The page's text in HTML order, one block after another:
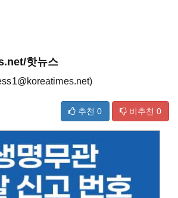
핫뉴스
추천 0 비추천 0